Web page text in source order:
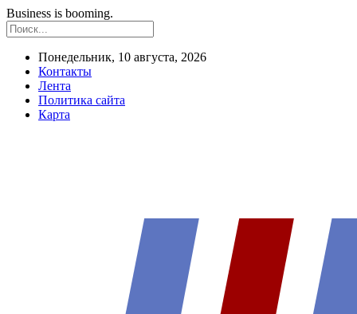
Business is booming.
Понедельник, 10 августа, 2026
Контакты
Лента
Политика сайта
Карта